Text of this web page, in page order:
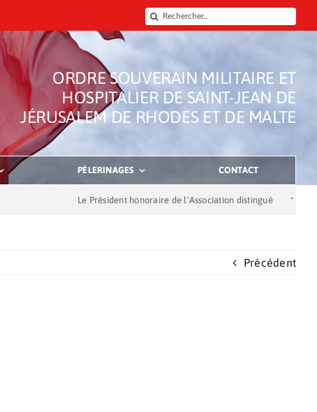
Rechercher:
ORDRE SOUVERAIN MILITAIRE ET
HOSPITALIER DE SAINT-JEAN DE
JÉRUSALEM DE RHODES ET DE MALTE
PÈLERINAGES CONTACT
Le Président honoraire de l’Association distingué * Dons
Précédent